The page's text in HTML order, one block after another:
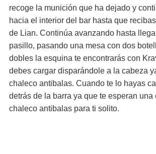
recoge la munición que ha dejado y
hacia el interior del bar hasta que
de Lian. Continúa avanzando hasta
pasillo, pasando una mesa con dos
dobles la esquina te encontrarás con
debes cargar disparándole a la cabeza
chaleco antibalas. Cuando te lo hayas
detrás de la barra ya que te esperan una
chaleco antibalas para ti solito.